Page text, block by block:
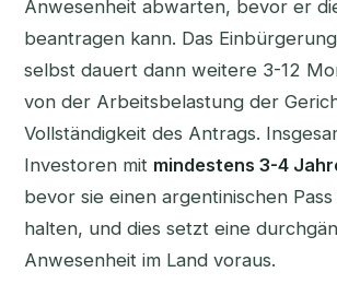
Anwesenheit abwarten, bevor er
beantragen kann. Das
selbst dauert dann weitere 3-12
von der Arbeitsbelastung der
Vollständigkeit des Antrags.
Investoren mit mindestens 3-4
bevor sie einen argentinischen
halten, und dies setzt eine
Anwesenheit im Land voraus.